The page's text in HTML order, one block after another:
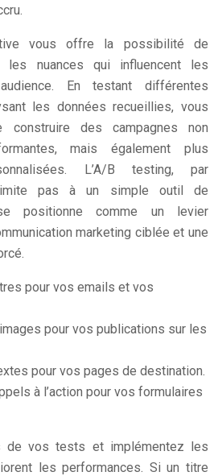
vous offre la possibilité de
les nuances qui influencent les
En testant différentes
les données recueillies, vous
des campagnes non
mais également plus
L’A/B testing, par
pas à un simple outil de
positionne comme un levier
marketing ciblée et une
pour vos emails et vos
pour vos publications sur les
pour vos pages de destination.
à l’action pour vos formulaires
de vos tests et implémentez les
les performances. Si un titre